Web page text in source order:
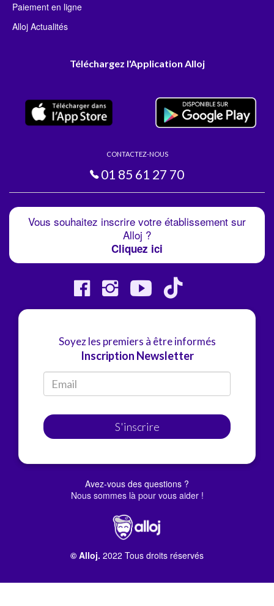
Paiement en ligne
Alloj Actualités
Téléchargez l'Application Alloj
CONTACTEZ-NOUS
01 85 61 27 70
Vous souhaitez inscrire votre établissement sur
Alloj ?
Cliquez ici
Soyez les premiers à être informés
Inscription Newsletter
S'inscrire
Avez-vous des questions ?
Nous sommes là pour vous aider !
© Alloj. 2022 Tous droits réservés